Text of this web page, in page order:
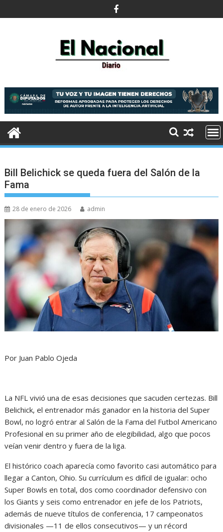
al
Bill Belichick se queda fuera del Salón de la
Fama
28 de enero de 2026 admin
Por Juan Pablo Ojeda
La NFL vivió una de esas decisiones que sacuden certezas. Bill
Belichick, el entrenador más ganador en la historia del Super
Bowl, no logró entrar al Salón de la Fama del Futbol Americano
Profesional en su primer año de elegibilidad, algo que pocos
veían venir dentro y fuera de la liga.
El histórico coach aparecía como favorito casi automático para
llegar a Canton, Ohio. Su currículum es difícil de igualar: ocho
Super Bowls en total, dos como coordinador defensivo con
los Giants y seis como entrenador en jefe de los Patriots,
además de nueve títulos de conferencia, 17 campeonatos
divisionales —11 de ellos consecutivos— y un récord